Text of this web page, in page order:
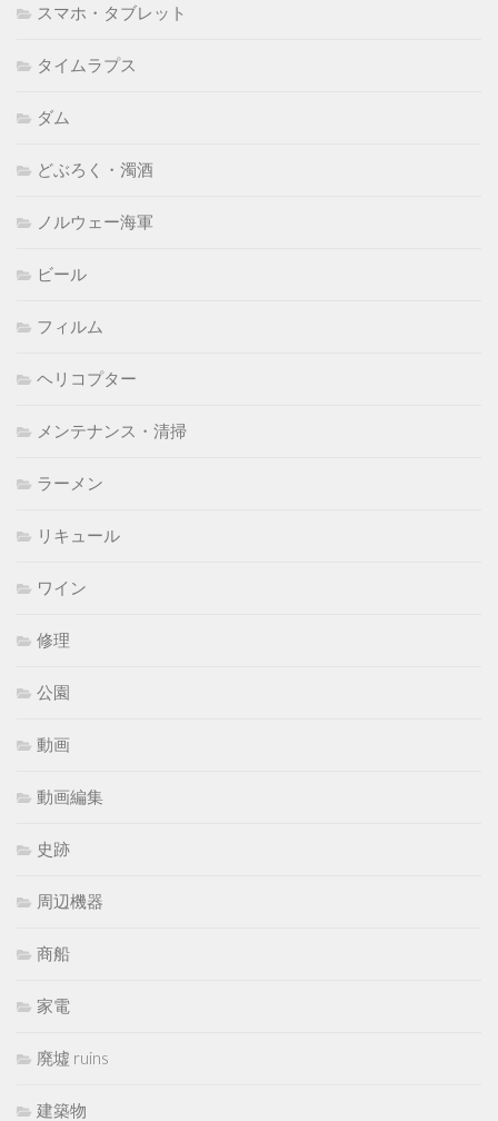
スマホ・タブレット
タイムラプス
ダム
どぶろく・濁酒
ノルウェー海軍
ビール
フィルム
ヘリコプター
メンテナンス・清掃
ラーメン
リキュール
ワイン
修理
公園
動画
動画編集
史跡
周辺機器
商船
家電
廃墟 ruins
建築物